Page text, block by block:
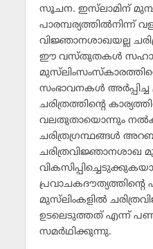
സൂചന. ഇസ്‌ലാമിന്
പാരമ്പര്യത്തില്‍നിന്ന്
വിജ്ഞാനശാഖയല്ല
ഈ വസ്തുതകള്‍
സംഭാവനകള്‍ അര്‍പ്പിച്ച
ചരിത്രത്തിന്റെ
വലതുതായൊന്നും
ചരിത്രഗ്രന്ഥങ്ങള്‍
ചരിത്രവിജ്ഞാനശാഖ
മുസ്‌ലിംകളില്‍
ഉടലെടുത്തത് എന്ന്
സമര്‍ഥിക്കുന്നു.